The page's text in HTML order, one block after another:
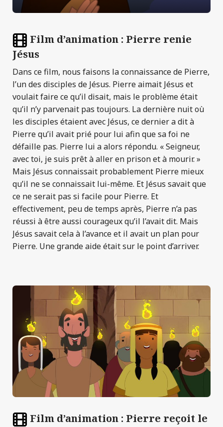
Film d’animation : Pierre renie
Jésus
Dans ce film, nous faisons la connaissance de Pierre,
l’un des disciples de Jésus. Pierre aimait Jésus et
voulait faire ce qu’il disait, mais le problème était
qu’il n’y parvenait pas toujours. La dernière nuit où
les disciples étaient avec Jésus, ce dernier a dit à
Pierre qu’il avait prié pour lui afin que sa foi ne
défaille pas. Pierre lui a alors répondu. « Seigneur,
avec toi, je suis prêt à aller en prison et à mourir. »
Mais Jésus connaissait probablement Pierre mieux
qu’il ne se connaissait lui-même. Et Jésus savait que
ce ne serait pas si facile pour Pierre. Et
effectivement, peu de temps après, Pierre n’a pas
réussi à être aussi courageux qu’il l’avait dit. Mais
Jésus savait cela à l’avance et il avait un plan pour
Pierre. Une grande aide était sur le point d’arriver.
Film d’animation : Pierre reçoit le